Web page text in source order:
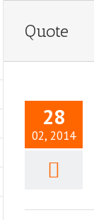
Quote
28
02, 2014